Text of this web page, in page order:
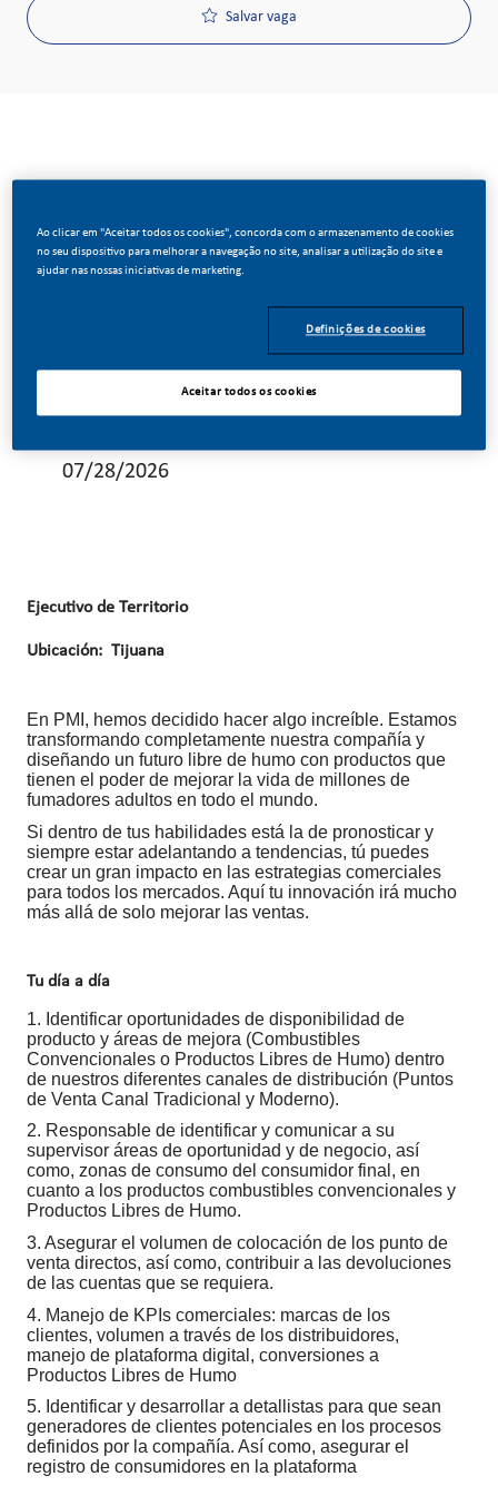
Salvar vaga
24019
07/28/2026
Ejecutivo de Territorio
Ubicación: Tijuana
En PMI, hemos decidido hacer algo increíble. Estamos
transformando completamente nuestra compañía y
diseñando un futuro libre de humo con productos que
tienen el poder de mejorar la vida de millones de
fumadores adultos en todo el mundo.
Si dentro de tus habilidades está la de pronosticar y
siempre estar adelantando a tendencias, tú puedes
crear un gran impacto en las estrategias comerciales
para todos los mercados. Aquí tu innovación irá mucho
más allá de solo mejorar las ventas.
Tu día a día
1. Identificar oportunidades de disponibilidad de
producto y áreas de mejora (Combustibles
Convencionales o Productos Libres de Humo) dentro
de nuestros diferentes canales de distribución (Puntos
de Venta Canal Tradicional y Moderno).
2. Responsable de identificar y comunicar a su
supervisor áreas de oportunidad y de negocio, así
como, zonas de consumo del consumidor final, en
cuanto a los productos combustibles convencionales y
Productos Libres de Humo.
3. Asegurar el volumen de colocación de los punto de
venta directos, así como, contribuir a las devoluciones
de las cuentas que se requiera.
4. Manejo de KPIs comerciales: marcas de los
clientes, volumen a través de los distribuidores,
manejo de plataforma digital, conversiones a
Productos Libres de Humo
5. Identificar y desarrollar a detallistas para que sean
generadores de clientes potenciales en los procesos
definidos por la compañía. Así como, asegurar el
registro de consumidores en la plataforma
Ao clicar em "Aceitar todos os cookies", concorda com o armazenamento de cookies
no seu dispositivo para melhorar a navegação no site, analisar a utilização do site e
ajudar nas nossas iniciativas de marketing.
Definições de cookies
Aceitar todos os cookies